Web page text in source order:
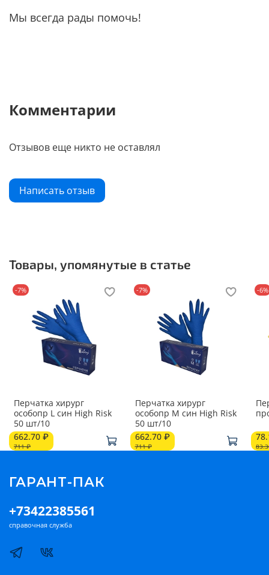
Мы всегда рады помочь!
Комментарии
Отзывов еще никто не оставлял
Написать отзыв
Товары, упомянутые в статье
-7%
Перчатка хирург
особопр L син High Risk
50 шт/10
662.70 ₽
711 ₽
-7%
Перчатка хирург
особопр M син High Risk
50 шт/10
662.70 ₽
711 ₽
-6%
+73422385561
справочная служба
ГАРАНТ-ПАК